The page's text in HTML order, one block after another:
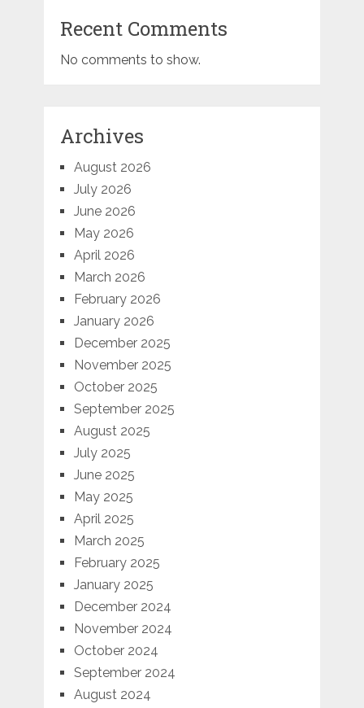
Recent Comments
No comments to show.
Archives
August 2026
July 2026
June 2026
May 2026
April 2026
March 2026
February 2026
January 2026
December 2025
November 2025
October 2025
September 2025
August 2025
July 2025
June 2025
May 2025
April 2025
March 2025
February 2025
January 2025
December 2024
November 2024
October 2024
September 2024
August 2024